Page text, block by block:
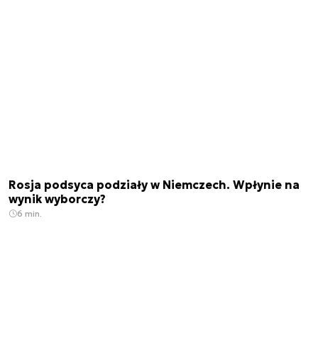
Rosja podsyca podziały w Niemczech. Wpłynie na
wynik wyborczy?
6 min.